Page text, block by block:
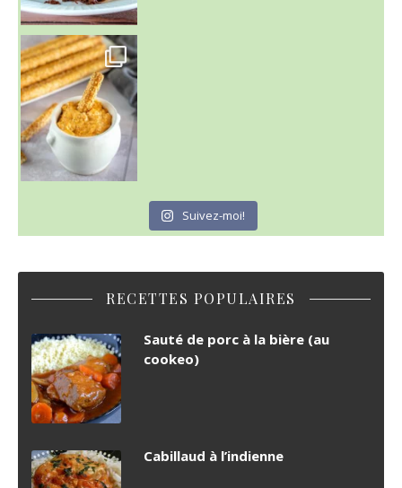
Suivez-moi!
RECETTES POPULAIRES
Sauté de porc à la bière (au
cookeo)
Cabillaud à l’indienne